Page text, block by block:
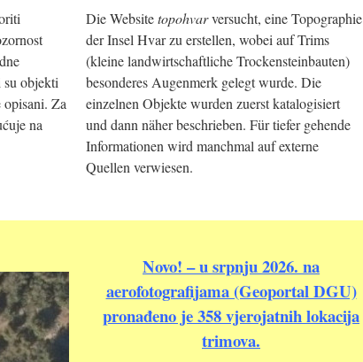
su objekti
Za
na
Die Websitetopohvarversucht, eine Topographie
der Insel Hvar zu erstellen, wobei auf Trims
(kleine landwirtschaftliche Trockensteinbauten)
besonderes Augenmerk gelegt wurde. Die
einzelnen Objekte wurden zuerst katalogisiert
und dann näher beschrieben. Für tiefer gehende
Informationen wird manchmal auf externe
Quellen verwiesen.
Novo! – u srpnju 2026. na
aerofotografijama (Geoportal DGU)
pronađeno je 358 vjerojatnih lokacija
trimova.